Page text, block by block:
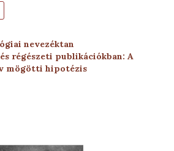
nevezéktan
régészeti publikációkban: A
mögötti hipotézis